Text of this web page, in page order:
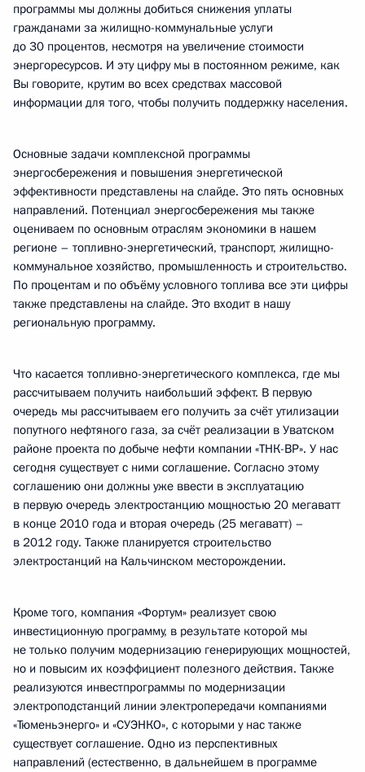
программы мы должны добиться снижения уплаты
гражданами за жилищно-коммунальные услуги
до 30 процентов, несмотря на увеличение стоимости
энергоресурсов. И эту цифру мы в постоянном режиме, как
Вы говорите, крутим во всех средствах массовой
информации для того, чтобы получить поддержку населения.
Основные задачи комплексной программы
энергосбережения и повышения энергетической
эффективности представлены на слайде. Это пять основных
направлений. Потенциал энергосбережения мы также
оцениваем по основным отраслям экономики в нашем
регионе – топливно-энергетический, транспорт, жилищно-
коммунальное хозяйство, промышленность и строительство.
По процентам и по объёму условного топлива все эти цифры
также представлены на слайде. Это входит в нашу
региональную программу.
Что касается топливно-энергетического комплекса, где мы
рассчитываем получить наибольший эффект. В первую
очередь мы рассчитываем его получить за счёт утилизации
попутного нефтяного газа, за счёт реализации в Уватском
районе проекта по добыче нефти компании «ТНК-BP». У нас
сегодня существует с ними соглашение. Согласно этому
соглашению они должны уже ввести в эксплуатацию
в первую очередь электростанцию мощностью 20 мегаватт
в конце 2010 года и вторая очередь (25 мегаватт) –
в 2012 году. Также планируется строительство
электростанций на Кальчинском месторождении.
Кроме того, компания «Фортум» реализует свою
инвестиционную программу, в результате которой мы
не только получим модернизацию генерирующих мощностей,
но и повысим их коэффициент полезного действия. Также
реализуются инвестпрограммы по модернизации
электроподстанций линии электропередачи компаниями
«Тюменьэнерго» и «СУЭНКО», с которыми у нас также
существует соглашение. Одно из перспективных
направлений (естественно, в дальнейшем в программе